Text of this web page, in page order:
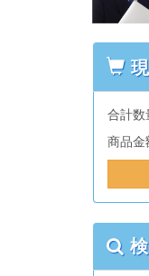
合計数
商品金